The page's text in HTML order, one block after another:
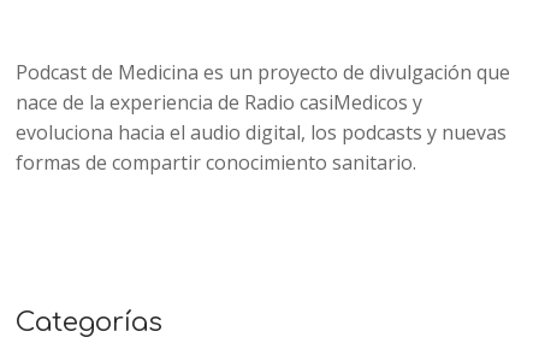
Podcast de Medicina es un proyecto de divulgación que
nace de la experiencia de Radio casiMedicos y
evoluciona hacia el audio digital, los podcasts y nuevas
formas de compartir conocimiento sanitario.
Categorías